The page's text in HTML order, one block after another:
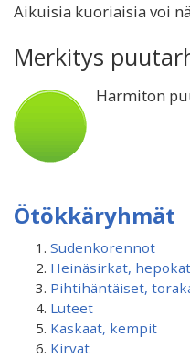
Aikuisia kuoriaisia voi
Merkitys
Harmiton
Ötökkäryhmät
Sudenkorennot
Heinäsirkat,
Pihtihäntäiset,
Luteet
Kaskaat, kempit
Kirvat